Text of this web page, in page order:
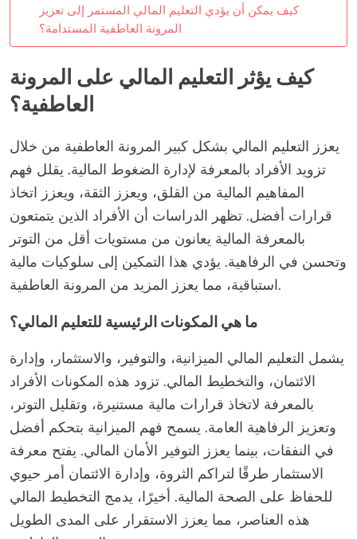
كيف يمكن أن يؤدي التعليم المالي المستمر إلى تعزيز
المرونة العاطفية المستدامة؟
كيف يؤثر التعليم المالي على المرونة
العاطفية؟
يعزز التعليم المالي بشكل كبير المرونة العاطفية من خلال
تزويد الأفراد بالمعرفة لإدارة الضغوط المالية. يقلل فهم
المفاهيم المالية من القلق، ويعزز الثقة، ويعزز اتخاذ
قرارات أفضل. تظهر الدراسات أن الأفراد الذين يتمتعون
بالمعرفة المالية يعانون من مستويات أقل من التوتر
وتحسن في الرفاهية. يؤدي هذا التمكين إلى سلوكيات مالية
استباقية، مما يعزز المزيد من المرونة العاطفية.
ما هي المكونات الرئيسية للتعليم المالي؟
يشمل التعليم المالي الميزانية، والتوفير، والاستثمار، وإدارة
الائتمان، والتخطيط المالي. تزود هذه المكونات الأفراد
بالمعرفة لاتخاذ قرارات مالية مستنيرة، وتقليل التوتر،
وتعزيز الرفاهية العامة. يسمح فهم الميزانية بتحكم أفضل
في النفقات، بينما يعزز التوفير الأمان المالي. يفتح معرفة
الاستثمار طرقًا لتراكم الثروة، وإدارة الائتمان أمر حيوي
للحفاظ على الصحة المالية. أخيرًا، يدمج التخطيط المالي
هذه العناصر، مما يعزز الاستقرار على المدى الطويل